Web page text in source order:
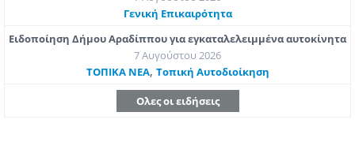
Γενική Επικαιρότητα
Ειδοποίηση Δήμου Αραδίππου για εγκαταλελειμμένα αυτοκίνητα
7 Αυγούστου 2026
ΤΟΠΙΚΑ ΝΕΑ, Τοπική Αυτοδιοίκηση
Ολες οι ειδήσεις